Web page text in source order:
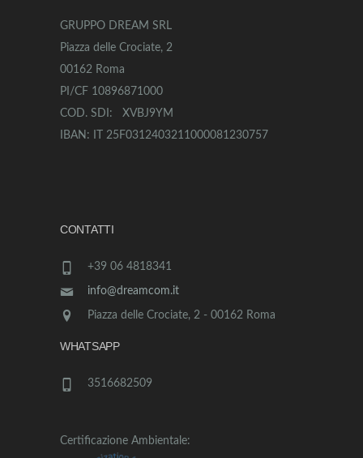
GRUPPO DREAM SRL
Piazza delle Crociate, 2
00162 Roma
PI/CF 10896871000
COD. SDI: XVBJ9YM
IBAN: IT 25F0312403211000081230757
CONTATTI
+39 06 4818341
info@dreamcom.it
Piazza delle Crociate, 2 - 00162 Roma
WHATSAPP
3516682509
Certificazione Ambientale: